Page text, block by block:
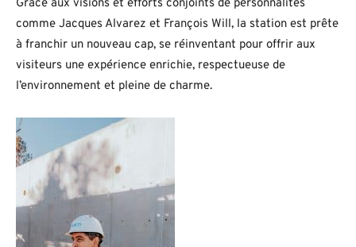
Grâce aux visions et efforts conjoints de personnalités
comme Jacques Alvarez et François Will, la station est prête
à franchir un nouveau cap, se réinventant pour offrir aux
visiteurs une expérience enrichie, respectueuse de
l’environnement et pleine de charme.